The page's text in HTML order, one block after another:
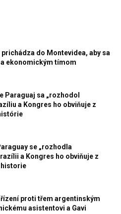
do Montevidea, aby sa
ekonomickým tímom
Paraguaj sa „rozhodol
a Kongres ho obviňuje z
se „rozhodla
a Kongres ho obviňuje z
historie
řízení proti třem argentinským
asistentovi a Gavi